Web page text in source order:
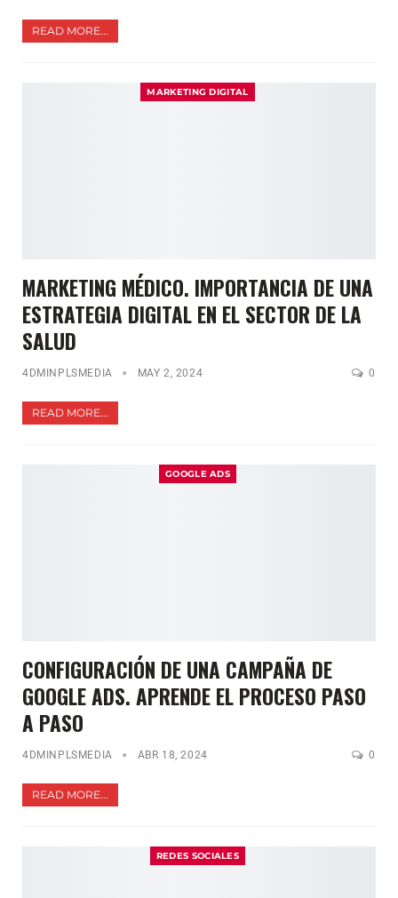
READ MORE...
MARKETING DIGITAL
MARKETING MÉDICO. IMPORTANCIA DE UNA
ESTRATEGIA DIGITAL EN EL SECTOR DE LA
SALUD
4DMINPLSMEDIA MAY 2, 2024 0
READ MORE...
GOOGLE ADS
CONFIGURACIÓN DE UNA CAMPAÑA DE
GOOGLE ADS. APRENDE EL PROCESO PASO
A PASO
4DMINPLSMEDIA ABR 18, 2024 0
READ MORE...
REDES SOCIALES